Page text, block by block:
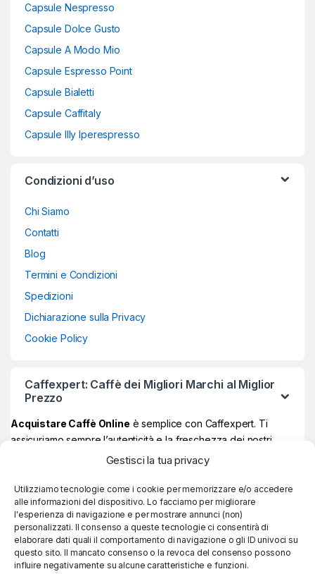
Gestisci la tua privacy
Utilizziamo tecnologie come i cookie per memorizzare e/o accedere
alle informazioni del dispositivo. Lo facciamo per migliorare
l'esperienza di navigazione e per mostrare annunci (non)
personalizzati. Il consenso a queste tecnologie ci consentirà di
elaborare dati quali il comportamento di navigazione o gli ID univoci su
questo sito. Il mancato consenso o la revoca del consenso possono
influire negativamente su alcune caratteristiche e funzioni.
Capsule Nespresso
Capsule Dolce Gusto
Capsule A Modo Mio
Capsule Espresso Point
Capsule Bialetti
Capsule Caffitaly
Capsule Illy Iperespresso
Condizioni d’uso
Chi Siamo
Contatti
Blog
Termini e Condizioni
Spedizioni
Dichiarazione sulla Privacy
Cookie Policy
Caffexpert: Caffè dei Migliori Marchi al Miglior
Prezzo
Acquistare Caffè Online è semplice con Caffexpert. Ti
assicuriamo sempre l’autenticità e la freschezza dei nostri
prodotti, garantiti Made in Italy al 100% ad un prezzo davvero
Sul nostro store online potrai trovare imigliori marchi di caffè
quelli più amati e apprezzati, e se raggiungi59€ di spesa, la
consegna è sempre gratuita!